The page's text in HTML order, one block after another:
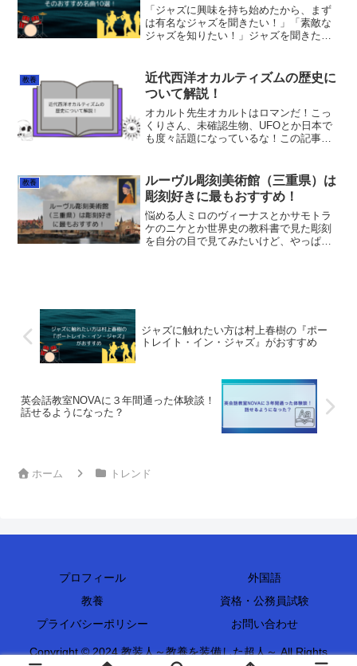
「ジャズに興味を持ち始めたから、まず
は有名なジャズを聞きたい！」「素敵な
ジャズを知りたい！」ジャズを聞きたい
ではないでしょうか。この記事ではジャ
ズ界の中でもよく知られた...
教養
近代西洋オカルティズムの歴史に
ついて解説！
オカルト先生オカルトはロマンだ！こっ
くりさん、未確認生物、UFOとか日本で
も度々話題になっているな！この記事で
ティズムの歴史について解説していく
ぞ！分かりやすく面白くす...
教養
ルーヴル彫刻美術館（三重県）は
彫刻好きに最もおすすめ！
悩める人ミロのヴィーナスとかサモトラ
ケのニケとか世界史の教科書で見た彫刻
を自分の目で見てみたいけど、やっぱり
ジャズに触れたい方は村上春樹の『ポー
トレイト・イン・ジャズ』がおすすめ
英会話教室NOVAに３年間通った体験談！
話せるようになった？
ホーム トレンド
プロフィール
外国語
教養
資格・公務員試験
プライバシーポリシー
お問い合わせ
Copyright © 2024 教装人～教養を装備した超人～ All Rights